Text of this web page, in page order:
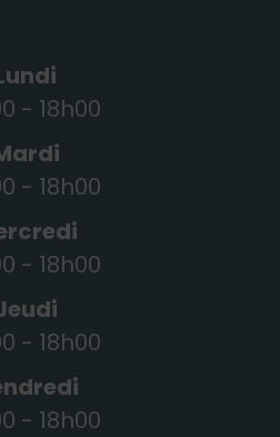
- 18h00
- 18h00
- 18h00
- 18h00
- 18h00